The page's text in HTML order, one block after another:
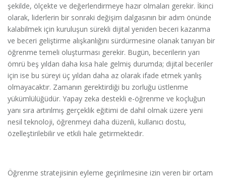
şekilde, ölçekte ve değerlendirmeye hazır olmaları gerekir. İkinci
olarak, liderlerin bir sonraki değişim dalgasının bir adım önünde
kalabilmek için kuruluşun sürekli dijital yeniden beceri kazanma
ve beceri geliştirme alışkanlığını sürdürmesine olanak tanıyan bir
öğrenme temeli oluşturması gerekir. Bugün, becerilerin yarı
ömrü beş yıldan daha kısa hale gelmiş durumda; dijital beceriler
için ise bu süreyi üç yıldan daha az olarak ifade etmek yanlış
olmayacaktır. Zamanın gerektirdiği bu zorluğu üstlenme
yükümlülüğüdür. Yapay zeka destekli e-öğrenme ve koçluğun
yanı sıra artırılmış gerçeklik eğitimi de dahil olmak üzere yeni
nesil teknoloji, öğrenmeyi daha düzenli, kullanıcı dostu,
özelleştirilebilir ve etkili hale getirmektedir.
Öğrenme stratejisinin eyleme geçirilmesine izin veren bir ortam